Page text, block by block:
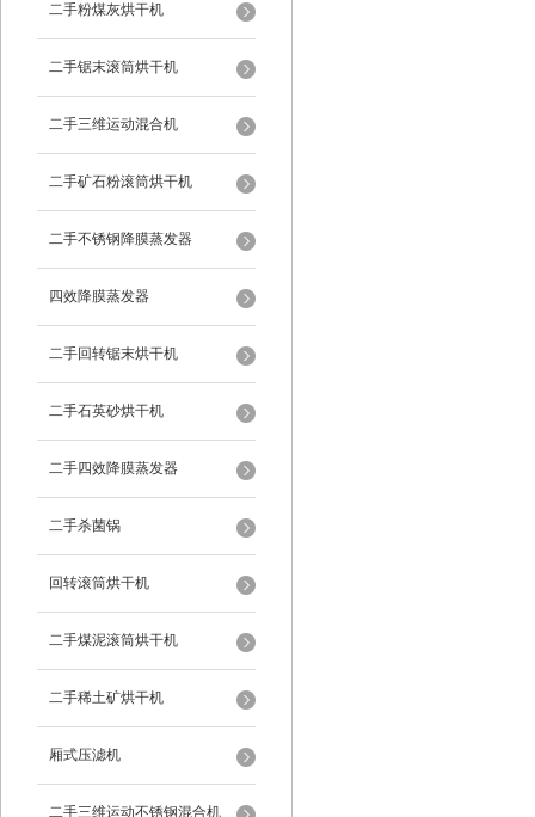
二手粉煤灰烘干机
二手锯末滚筒烘干机
二手三维运动混合机
二手矿石粉滚筒烘干机
二手不锈钢降膜蒸发器
四效降膜蒸发器
二手回转锯末烘干机
二手石英砂烘干机
二手四效降膜蒸发器
二手杀菌锅
回转滚筒烘干机
二手煤泥滚筒烘干机
二手稀土矿烘干机
厢式压滤机
二手三维运动不锈钢混合机